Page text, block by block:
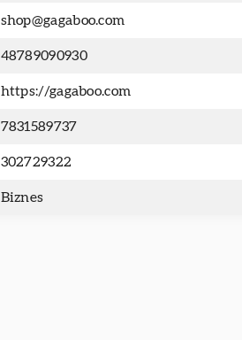
shop@gagaboo.com
48789090930
https://gagaboo.com
7831589737
302729322
Biznes